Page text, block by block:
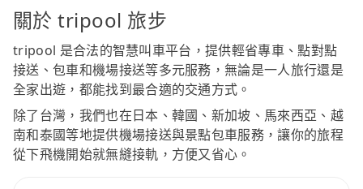
關於 tripool 旅步
tripool 是合法的智慧叫車平台，提供輕省專車、點對點
接送、包車和機場接送等多元服務，無論是一人旅行還是
全家出遊，都能找到最合適的交通方式。
除了台灣，我們也在日本、韓國、新加坡、馬來西亞、越
南和泰國等地提供機場接送與景點包車服務，讓你的旅程
從下飛機開始就無縫接軌，方便又省心。